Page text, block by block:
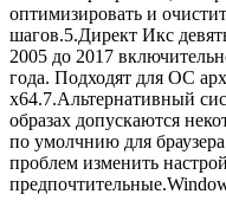
оптимизировать и
шагов.5.Директ Икс
2005 до 2017
года. Подходят для ОС
х64.7.Альтернативный
образах допускаются
по умолчнию для
проблем изменить